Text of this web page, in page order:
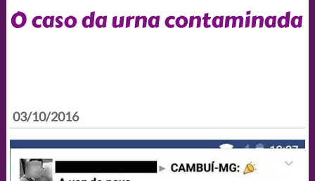
O caso da urna contaminada
03/10/2016